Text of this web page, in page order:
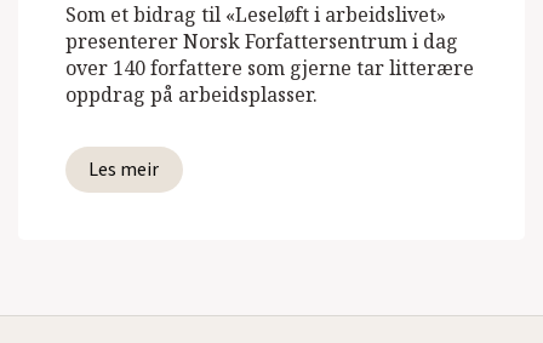
Som et bidrag til «Leseløft i arbeidslivet»
presenterer Norsk Forfattersentrum i dag
over 140 forfattere som gjerne tar litterære
oppdrag på arbeidsplasser.
Les meir